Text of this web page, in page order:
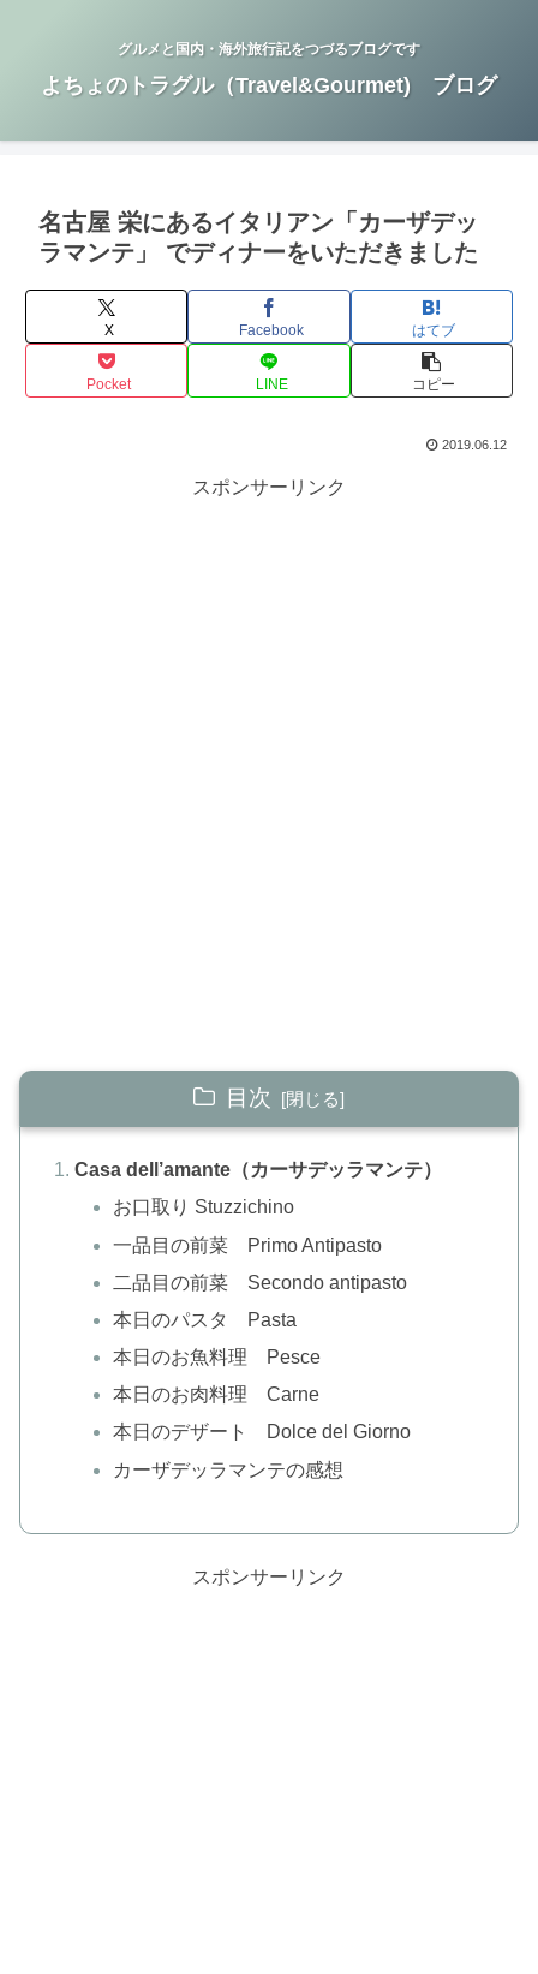
グルメと国内・海外旅行記をつづるブログです
よちょのトラグル（Travel&Gourmet) ブログ
名古屋 栄にあるイタリアン「カーザデッ
ラマンテ」 でディナーをいただきました
X Facebook はてブ
Pocket LINE コピー
2019.06.12
スポンサーリンク
目次
Casa dell’amante（カーサデッラマンテ）
お口取り Stuzzichino
一品目の前菜 Primo Antipasto
二品目の前菜 Secondo antipasto
本日のパスタ Pasta
本日のお魚料理 Pesce
本日のお肉料理 Carne
本日のデザート Dolce del Giorno
カーザデッラマンテの感想
スポンサーリンク